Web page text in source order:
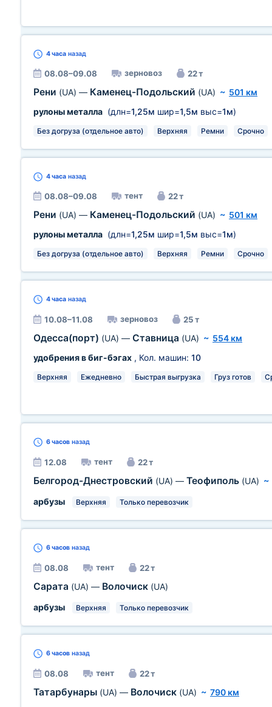
4 часа назад
08.08–09.08 зерновоз 22 т
Рени (UA) — Каменец-Подольский (UA) ~ 501 км
рулоны металла (длн=1,25м шир=1,5м выс=1м)
Без догруза (отдельное авто) Верхняя Ремни Срочно
4 часа назад
08.08–09.08 тент 22 т
Рени (UA) — Каменец-Подольский (UA) ~ 501 км
рулоны металла (длн=1,25м шир=1,5м выс=1м)
Без догруза (отдельное авто) Верхняя Ремни Срочно
4 часа назад
10.08–11.08 зерновоз 25 т
Одесса(порт) (UA) — Ставница (UA) ~ 554 км
удобрения в биг-бэгах , Кол. машин: 10
Верхняя Ежедневно Быстрая выгрузка Груз готов
6 часов назад
12.08 тент 22 т
Белгород-Днестровский (UA) — Теофиполь (UA) ~
арбузы
Верхняя Только перевозчик
6 часов назад
08.08 тент 22 т
Сарата (UA) — Волочиск (UA)
арбузы
Верхняя Только перевозчик
6 часов назад
08.08 тент 22 т
Татарбунары (UA) — Волочиск (UA) ~ 790 км